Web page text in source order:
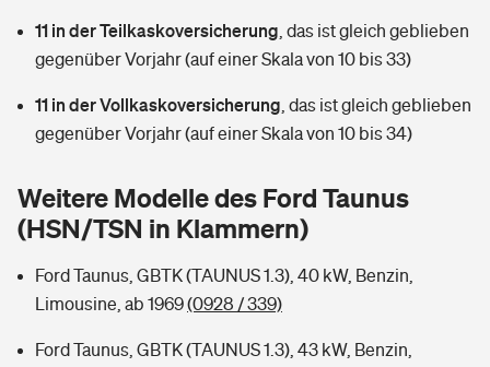
Sie haben Fragen?
Restkreditversicherung
Hochwasser-Check: Wie gefährdet ist Ihr Haus?
Wer versichert was: Jetzt Versicherer finden
Sie haben Fragen?
Hundehalter-Haftpflicht
Private Cyberversicherung
Musikinstrumentenversicherung
Zur Übersicht
Tools
Wer versichert was: Jetzt Versicherer finden
Sie haben Fragen?
Rentenrechner: Wie viel Geld bekomme ich im Alter?
11 in der Teilkaskoversicherung das ist gleich geblieben
gegenüber Vorjahr (auf einer Skala von 10 bis 33)
11 in der Vollkaskoversicherung das ist gleich geblieben
gegenüber Vorjahr (auf einer Skala von 10 bis 34)
Weitere Modelle des Ford Taunus
(HSN/TSN in Klammern)
Ford Taunus, GBTK (TAUNUS 1.3), 40 kW, Benzin,
Limousine, ab 1969(0928 / 339)
Ford Taunus, GBTK (TAUNUS 1.3), 43 kW, Benzin,